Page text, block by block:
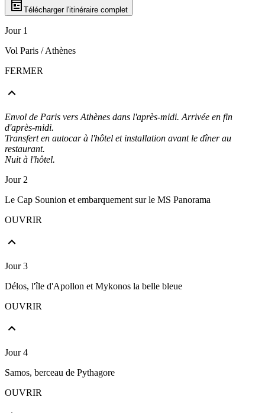
Télécharger l'itinéraire complet
Jour 1
Vol Paris / Athènes
FERMER
Envol de Paris vers Athènes dans l'après-midi. Arrivée en fin
d'après-midi.
Transfert en autocar à l'hôtel et installation avant le dîner au
restaurant.
Nuit à l'hôtel.
Jour 2
Le Cap Sounion et embarquement sur le MS Panorama
OUVRIR
Jour 3
Délos, l'île d'Apollon et Mykonos la belle bleue
OUVRIR
Jour 4
Samos, berceau de Pythagore
OUVRIR